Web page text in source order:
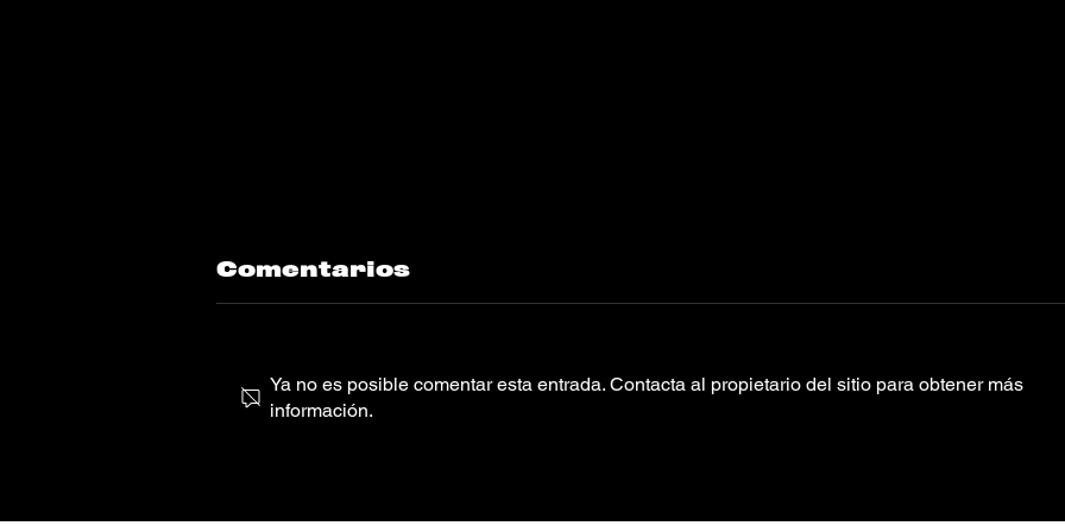
el calor de la
Comentarios
Ya no es posible comentar esta entrada. Contacta al propietario del sitio para obtener más
información.